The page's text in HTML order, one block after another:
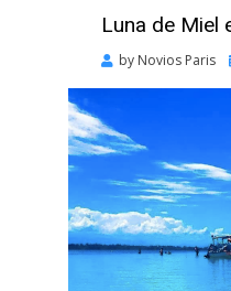
Luna de Miel
by Novios Paris